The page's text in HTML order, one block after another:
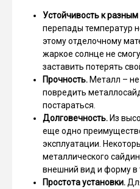
Устойчивость к
перепады температур
этому отделочному
жаркое солнце не
заставить потерять
Прочность. Металл –
повредить
постараться.
Долговечность. Из
еще одно
эксплуатации.
металлического
внешний вид и форму в
Простота установки.